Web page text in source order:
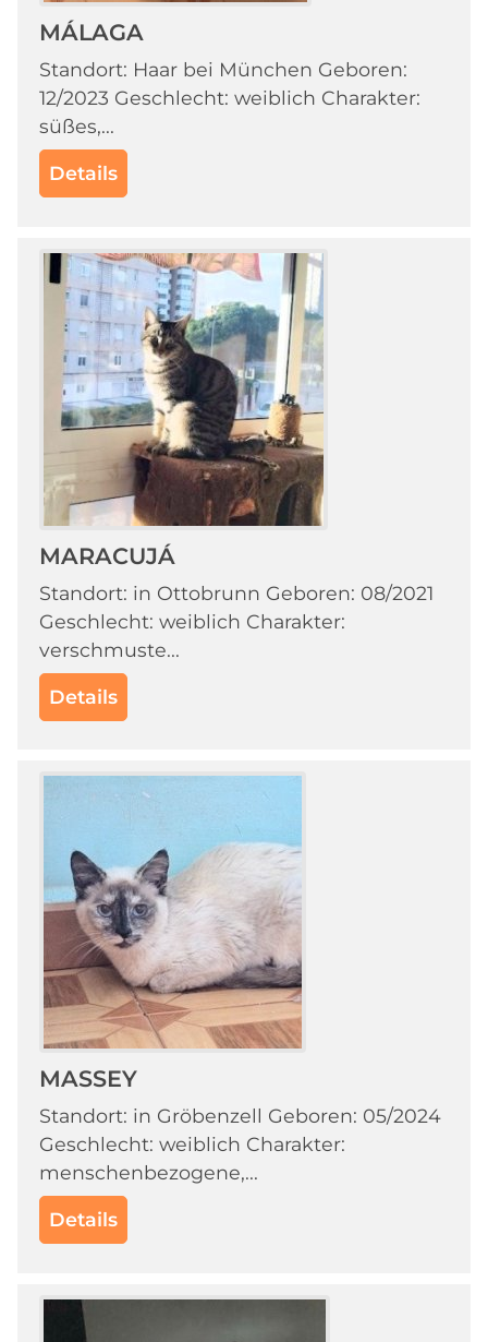
MÁLAGA
Standort: Haar bei München Geboren:
12/2023 Geschlecht: weiblich Charakter:
süßes,...
Details
MARACUJÁ
Standort: in Ottobrunn Geboren: 08/2021
Geschlecht: weiblich Charakter:
verschmuste...
Details
MASSEY
Standort: in Gröbenzell Geboren: 05/2024
Geschlecht: weiblich Charakter:
menschenbezogene,...
Details